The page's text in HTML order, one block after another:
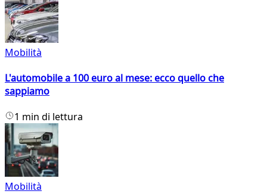
Mobilità
L'automobile a 100 euro al mese: ecco quello che
sappiamo
1 min di lettura
Mobilità